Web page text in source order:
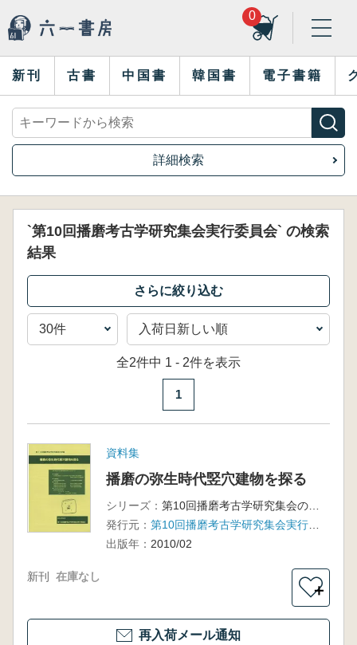
0
新刊 古書 中国書 韓国書 電子書籍
詳細検索
`第10回播磨考古学研究集会実行委員会` の検索
結果
全2件中 1 - 2件を表示
1
資料集
播磨の弥生時代竪穴建物を探る
シリーズ：
第10回播磨考古学研究集会の記録
発行元：
第10回播磨考古学研究集会実行委員会
出版年： 2010/02
新刊 在庫なし
＋
再入荷メール通知